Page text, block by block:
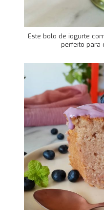
Este bolo de iogurte
perfeito para